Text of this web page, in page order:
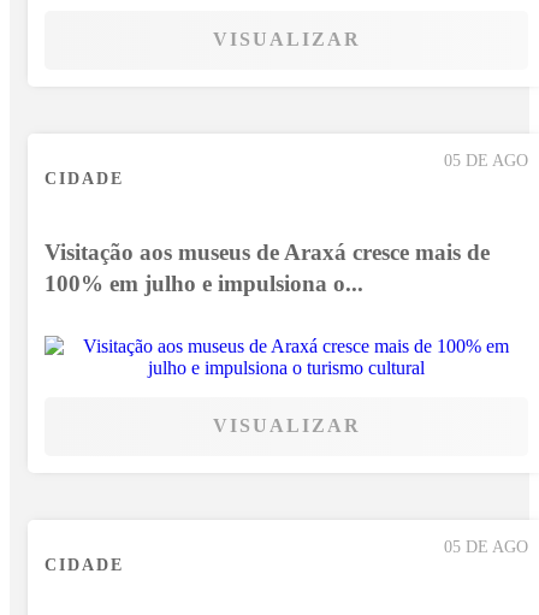
VISUALIZAR
05 DE AGO
CIDADE
Visitação aos museus de Araxá cresce mais de
100% em julho e impulsiona o...
VISUALIZAR
05 DE AGO
CIDADE